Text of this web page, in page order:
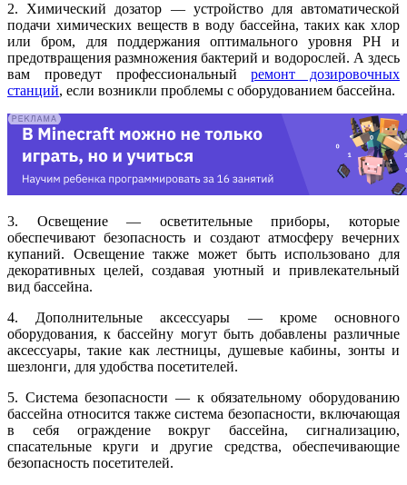
2. Химический дозатор — устройство для автоматической
подачи химических веществ в воду бассейна, таких как хлор
или бром, для поддержания оптимального уровня PH и
предотвращения размножения бактерий и водорослей. А здесь
вам проведут профессиональныйремонт дозировочных
станций, если возникли проблемы с оборудованием бассейна.
3. Освещение — осветительные приборы, которые
обеспечивают безопасность и создают атмосферу вечерних
купаний. Освещение также может быть использовано для
декоративных целей, создавая уютный и привлекательный
вид бассейна.
4. Дополнительные аксессуары — кроме основного
оборудования, к бассейну могут быть добавлены различные
аксессуары, такие как лестницы, душевые кабины, зонты и
шезлонги, для удобства посетителей.
5. Система безопасности — к обязательному оборудованию
бассейна относится также система безопасности, включающая
в себя ограждение вокруг бассейна, сигнализацию,
спасательные круги и другие средства, обеспечивающие
безопасность посетителей.